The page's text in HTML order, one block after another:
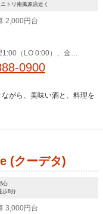
トリ南風原店近く
2,000円台
（LO 0:00）、金土
2:00（LO 翌1:00）
0900
がら、美味い酒と、料理を
(クーデタ)
心
歩8分
3,000円台